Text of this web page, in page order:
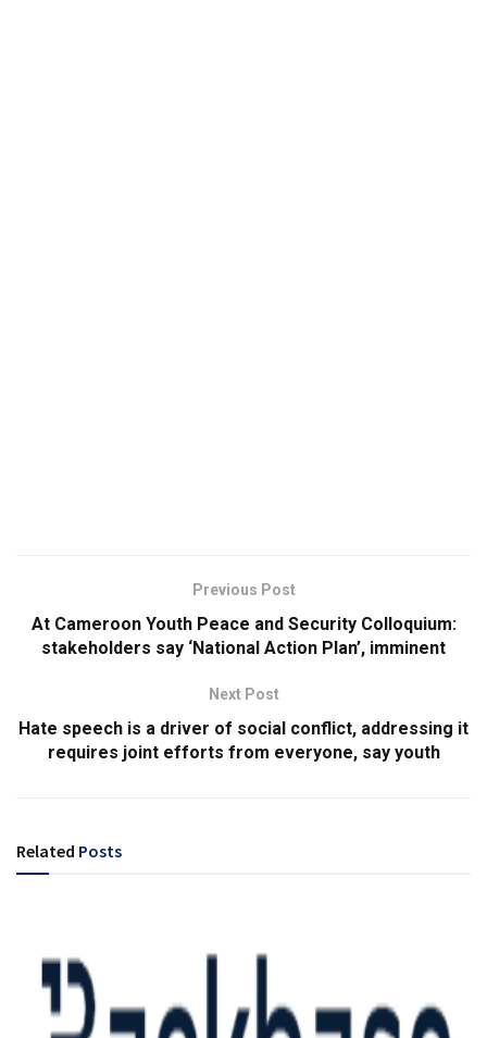
Previous Post
At Cameroon Youth Peace and Security Colloquium:
stakeholders say ‘National Action Plan’, imminent
Next Post
Hate speech is a driver of social conflict, addressing it
requires joint efforts from everyone, say youth
Related Posts